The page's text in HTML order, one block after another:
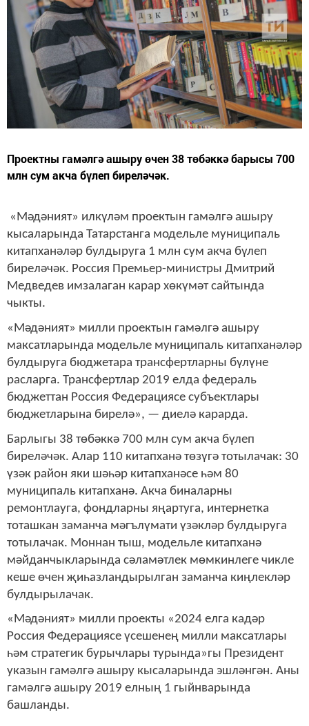
Проектны гамәлгә ашыру өчен 38 төбәккә барысы 700
млн сум акча бүлеп биреләчәк.
«Мәдәният» илкүләм проектын гамәлгә ашыру
кысаларында Татарстанга модельле муниципаль
китапханәләр булдыруга 1 млн сум акча бүлеп
биреләчәк. Россия Премьер-министры Дмитрий
Медведев имзалаган карар хөкүмәт сайтында
чыкты.
«Мәдәният» милли проектын гамәлгә ашыру
максатларында модельле муниципаль китапханәләр
булдыруга бюджетара трансфертларны бүлүне
расларга. Трансфертлар 2019 елда федераль
бюджеттан Россия Федерациясе субъектлары
бюджетларына бирелә», — диелә карарда.
Барлыгы 38 төбәккә 700 млн сум акча бүлеп
биреләчәк. Алар 110 китапханә төзүгә тотылачак: 30
үзәк район яки шәһәр китапханәсе һәм 80
муниципаль китапханә. Акча биналарны
ремонтлауга, фондларны яңартуга, интернетка
тоташкан заманча мәгълүмати үзәкләр булдыруга
тотылачак. Моннан тыш, модельле китапханә
мәйданчыкларында сәламәтлек мөмкинлеге чикле
кеше өчен җиһазландырылган заманча киңлекләр
булдырылачак.
«Мәдәният» милли проекты «2024 елга кадәр
Россия Федерациясе үсешенең милли максатлары
һәм стратегик бурычлары турында»гы Президент
указын гамәлгә ашыру кысаларында эшләнгән. Аны
гамәлгә ашыру 2019 елның 1 гыйнварында
башланды.